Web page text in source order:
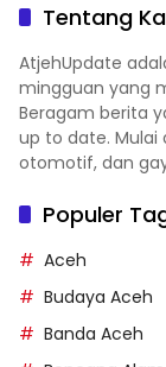
Tentang
AtjehUpdate
mingguan yang
Beragam berita
up to date. Mulai
otomotif, dan
Populer
Aceh
Budaya Aceh
Banda Aceh